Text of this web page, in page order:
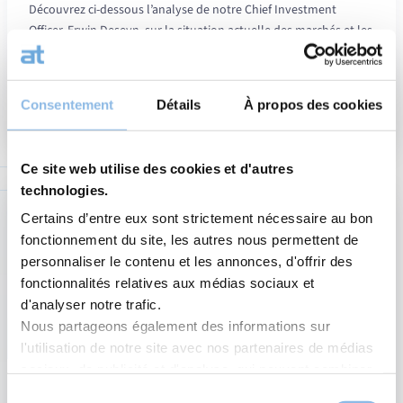
Consentement Détails À propos des cookies
Ce site web utilise des cookies et d'autres
technologies.
Certains d’entre eux sont strictement nécessaire au bon
fonctionnement du site, les autres nous permettent de
personnaliser le contenu et les annonces, d'offrir des
fonctionnalités relatives aux médias sociaux et
d'analyser notre trafic.
Nous partageons également des informations sur
l'utilisation de notre site avec nos partenaires de médias
Découvrez ci-dessous l’analyse de notre Chief Investment
Officer, Erwin Deseyn, sur la situation actuelle des marchés et les
mesures prises par CapitalatWork. Vous pouvez également
11/04/2025
Lire la suite: